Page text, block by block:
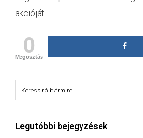
akcióját.
0
Megosztás
Legutóbbi bejegyzések